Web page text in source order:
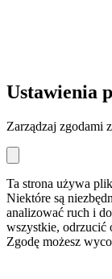
Ustawienia
Zarządzaj zgodami
Ta strona używa
Niektóre są
analizować ruch i
wszystkie, odrzucić
Zgodę możesz